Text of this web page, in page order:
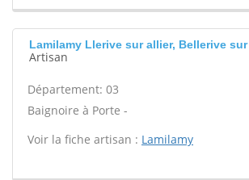
Lamilamy Llerive sur allier, Bellerive
Artisan
Département: 03
Baignoire à Porte -
Voir la fiche artisan : Lamilamy